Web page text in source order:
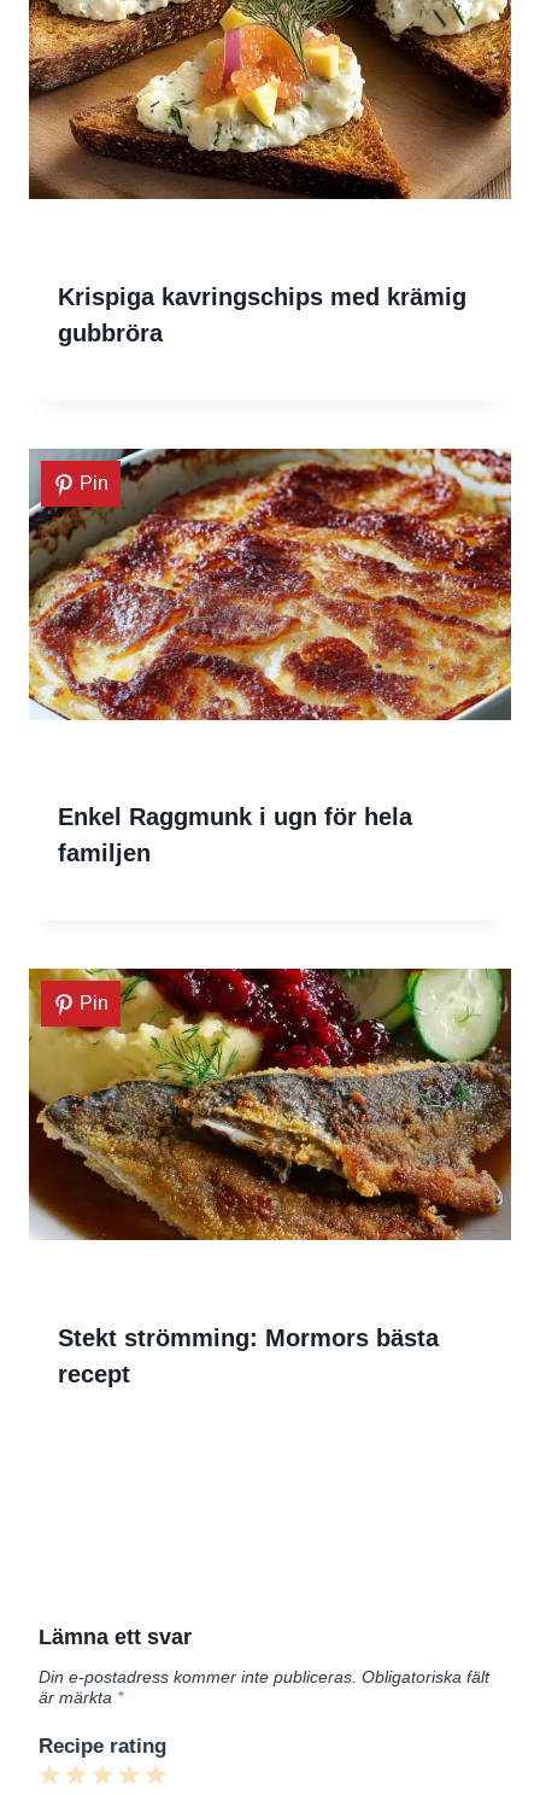
Krispiga kavringschips med krämig
gubbröra
Pin
Enkel Raggmunk i ugn för hela
familjen
Pin
Stekt strömming: Mormors bästa
recept
Lämna ett svar
Din e-postadress kommer inte publiceras. Obligatoriska fält
är märkta *
Recipe rating